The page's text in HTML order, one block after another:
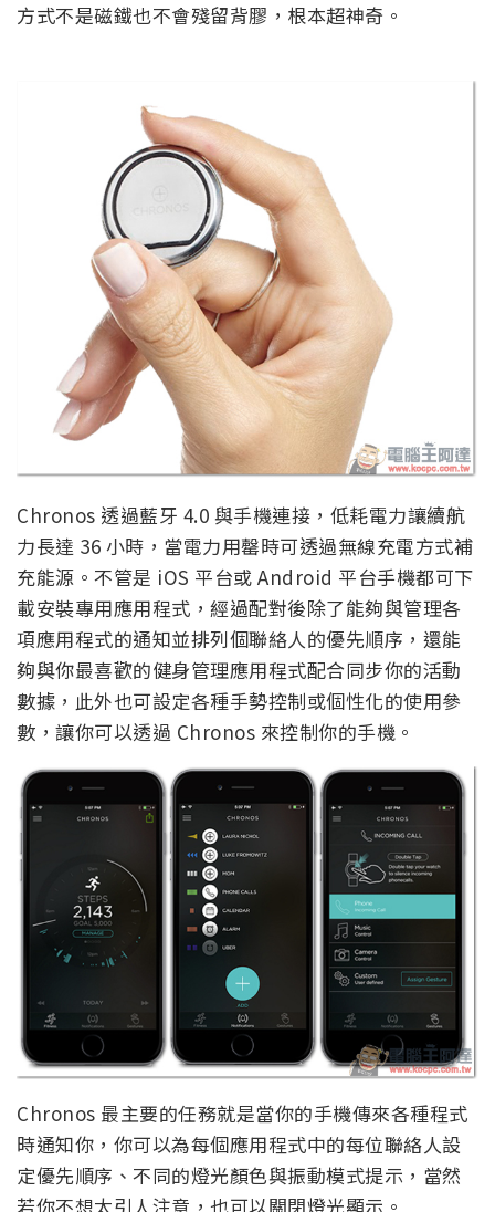
方式不是磁鐵也不會殘留背膠，根本超神奇。
Chronos 透過藍牙 4.0 與手機連接，低耗電力讓續航
力長達 36 小時，當電力用罄時可透過無線充電方式補
充能源。不管是 iOS 平台或 Android 平台手機都可下
載安裝專用應用程式，經過配對後除了能夠與管理各
項應用程式的通知並排列個聯絡人的優先順序，還能
夠與你最喜歡的健身管理應用程式配合同步你的活動
數據，此外也可設定各種手勢控制或個性化的使用參
數，讓你可以透過 Chronos 來控制你的手機。
Chronos 最主要的任務就是當你的手機傳來各種程式
時通知你，你可以為每個應用程式中的每位聯絡人設
定優先順序、不同的燈光顏色與振動模式提示，當然
若你不想太引人注意，也可以關閉燈光顯示。